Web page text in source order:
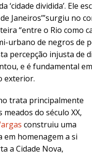
‘cidade dividida’. Ele
Janeiros’”surgiu no
“entre o Rio como
urbano de negros de
percepção injusta de
e é fundamental
exterior.
trata principalmente
do século XX,
construiu uma
em homenagem a si
a Cidade Nova,